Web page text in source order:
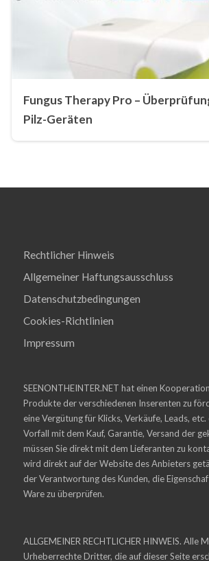
Fungus Therapy Pro –
Pilz-Geräten
Rechtlicher Hinweis
Allgemeiner Haftungsausschluss
Datenschutzbedingungen
Cookies-Richtlinien
Impressum
SEENONTHEINTER.NET hat einen
Produkte der verschiedenen Inserenten zu
eine Vergütung für Klicks, Verkäufe, Leads,
Vorfall mit dem Kauf, Garantie, Versand der
müssen Sie direkt mit dem Lieferanten zu
wird direkt auf der Website des Anbieters
der Verantwortung des Kunden, die
Ware zu überprüfen.
ALLGEMEINER RECHTLICHER HINWEIS. Alle
Urheberrechte Dritter, die auf dieser Seite